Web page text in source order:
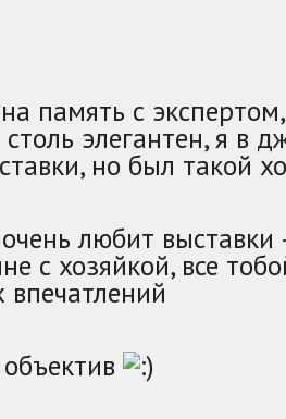
память с
столь элегантен, я в
но был такой
любит выставки
с хозяйкой, все
впечатлений